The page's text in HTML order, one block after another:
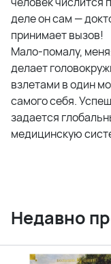
деле он сам —
принимает вызов!
Мало-помалу,
делает
взлетами в один
самого себя.
задается
медицинскую
Недавно